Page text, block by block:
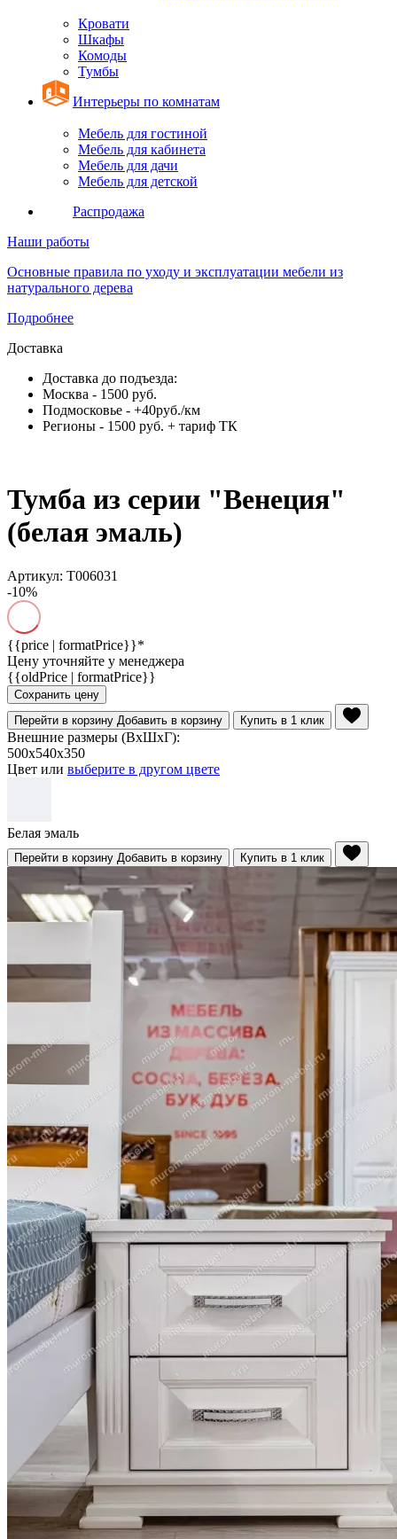
Кровати
Шкафы
Комоды
Тумбы
Интерьеры по комнатам
Мебель для гостиной
Мебель для кабинета
Мебель для дачи
Мебель для детской
Распродажа
Наши работы
Основные правила по уходу и эксплуатации мебели из
натурального дерева
Подробнее
Доставка
Доставка до подъезда:
Москва - 1500 руб.
Подмосковье - +40руб./км
Регионы - 1500 руб. + тариф ТК
Тумба из серии "Венеция"
(белая эмаль)
Артикул: Т006031
-10%
{{price | formatPrice}}*
Цену уточняйте у менеджера
{{oldPrice | formatPrice}}
Сохранить цену
Перейти в корзину Добавить в корзину Купить в 1 клик
Внешние размеры (ВхШхГ):
500x540x350
Цвет или выберите в другом цвете
Белая эмаль
Перейти в корзину Добавить в корзину Купить в 1 клик